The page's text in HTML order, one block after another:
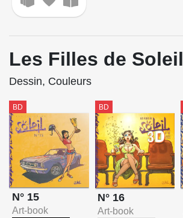
Les Filles de Soleil
Dessin, Couleurs
BD
N° 15
Art-book
BD
N° 16
Art-book